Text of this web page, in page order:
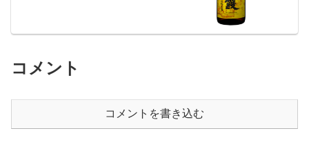
コメント
コメントを書き込む